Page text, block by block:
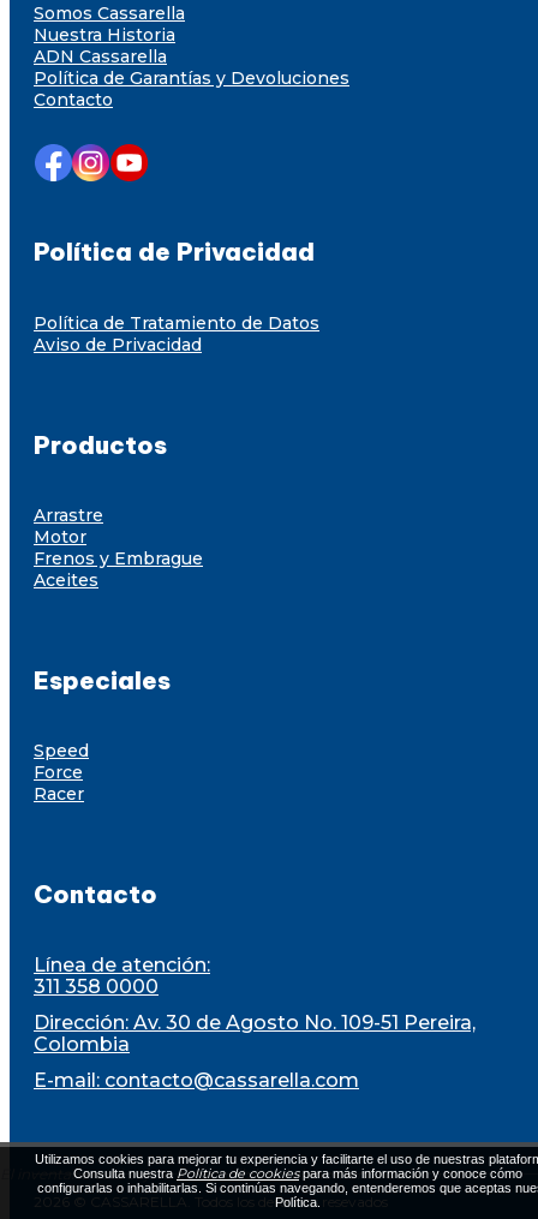
El inventario está sujeto a disponibilidad al momento de la compra
Somos Cassarella
Nuestra Historia
ADN Cassarella
Política de Garantías y Devoluciones
Contacto
Política de Privacidad
Política de Tratamiento de Datos
Aviso de Privacidad
Productos
Arrastre
Motor
Frenos y Embrague
Aceites
Especiales
Speed
Force
Racer
Contacto
Línea de atención:
311 358 0000
Dirección: Av. 30 de Agosto No. 109-51 Pereira,
Colombia
E-mail: contacto@cassarella.com
2026 © CASSARELLA. Todos los derechos resevados
Utilizamos cookies para mejorar tu experiencia y facilitarte el uso de nuestras
Consulta nuestra Política de cookiespara más información y conoce cómo
configurarlas o inhabilitarlas. Si continúas navegando, entenderemos que aceptas
Política.